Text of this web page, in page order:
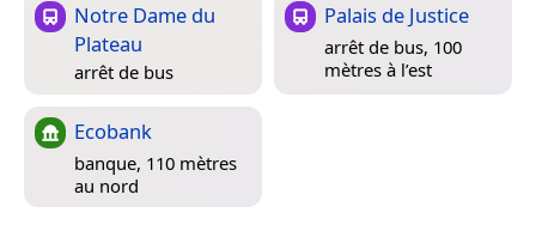
Notre Dame du
Plateau
arrêt de bus
Palais de Justice
arrêt de bus, 100
mètres à l’est
Ecobank
banque, 110 mètres
au nord